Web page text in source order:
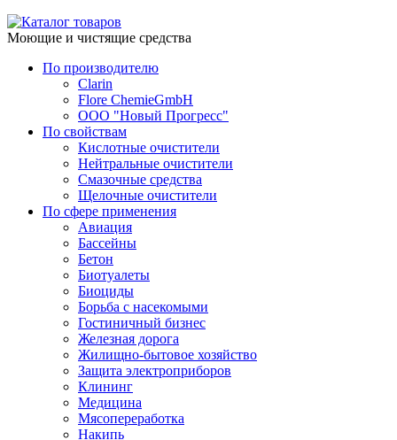
Моющие и чистящие средства
По производителю
Clarin
Flore ChemieGmbH
ООО "Новый Прогресс"
По свойствам
Кислотные очистители
Нейтральные очистители
Смазочные средства
Щелочные очистители
По сфере применения
Авиация
Бассейны
Бетон
Биотуалеты
Биоциды
Борьба с насекомыми
Гостиничный бизнес
Железная дорога
Жилищно-бытовое хозяйство
Защита электроприборов
Клининг
Медицина
Мясопереработка
Накипь